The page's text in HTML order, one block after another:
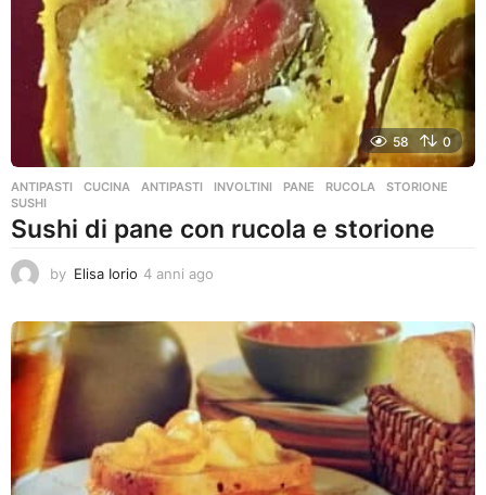
g
o
58 0
ANTIPASTI ,CUCINA ANTIPASTI ,INVOLTINI ,PANE ,RUCOLA ,STORIONE
SUSHI
Sushi di pane con rucola e storione
by Elisa Iorio 4 anni ago
a
g
o